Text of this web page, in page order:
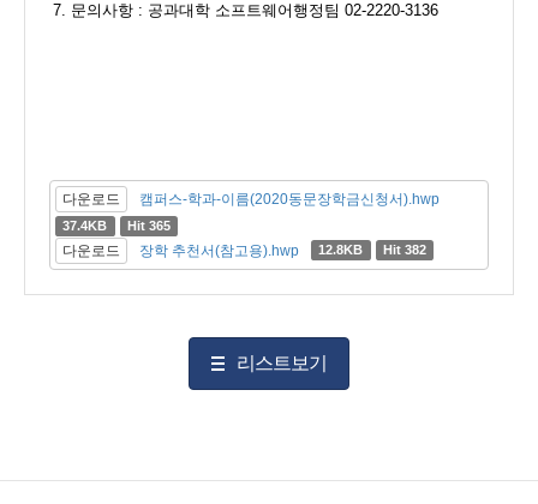
7. 문의사항 : 공과대학 소프트웨어행정팀 02-2220-3136
다운로드 캠퍼스-학과-이름(2020동문장학금신청서).hwp
37.4KB Hit 365
다운로드 장학 추천서(참고용).hwp 12.8KB Hit 382
리스트보기